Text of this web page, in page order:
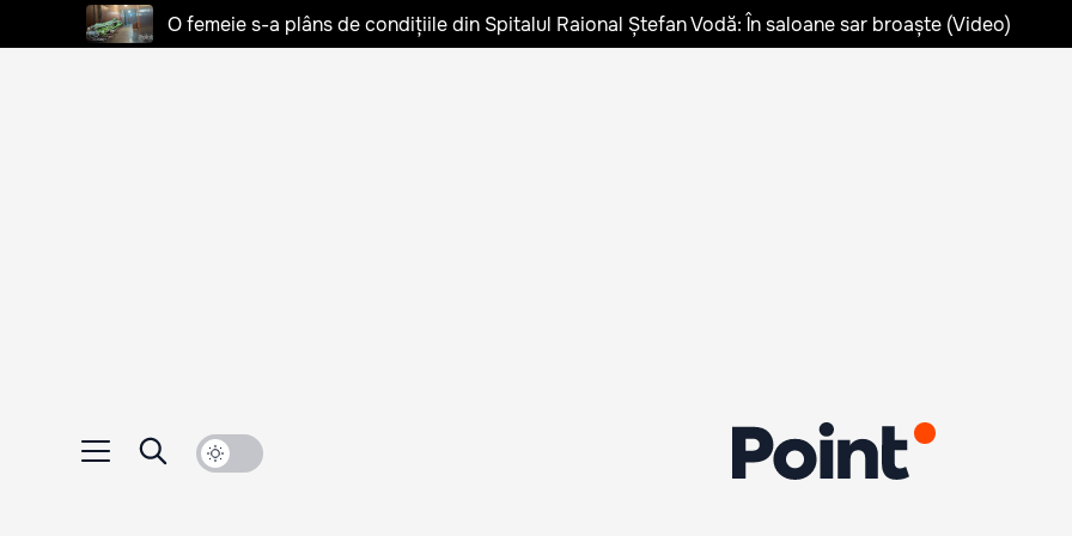
O femeie s-a plâns de condițiile din Spitalul Raional Ștefan Vodă: În saloane sar broaște (Video)